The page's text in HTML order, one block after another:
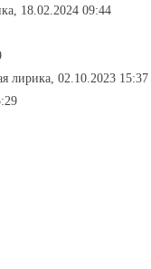
18.02.2024 09:44
лирика, 02.10.2023 15:37